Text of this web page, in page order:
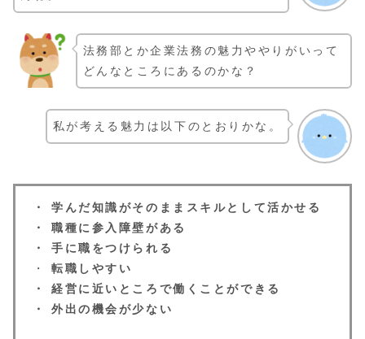
法務部とか企業法務の魅力ややりがいって
どんなところにあるのかな？
私が考える魅力は以下のとおりかな。
・ 学んだ知識がそのままスキルとして活かせる
・ 職種に参入障壁がある
・ 手に職をつけられる
・転職しやすい
・ 経営に近いところで働くことができる
・ 外出の機会が少ない